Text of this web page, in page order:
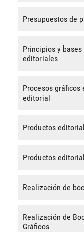
Presupuestos de
Principios y
editoriales
Procesos
editorial
Productos
Productos
Realización de
Realización de
Gráficos